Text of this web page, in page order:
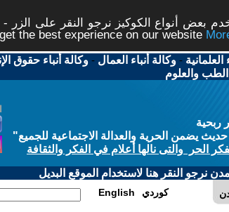
بعض أنواع الكوكيز نرجو النقر على
the best experience on our website
العلمانية -وكالة أنباء العمال -وكالة أنباء حقوق
الطب والعلوم
ربحية
يضمن الحرية والعدالة الاجتماعية للجميع"
الحر والتى نالها أعلام في الفكر والثقافة
نرجو النقر هنا لاستخدام الموقع البديل
English كوردي